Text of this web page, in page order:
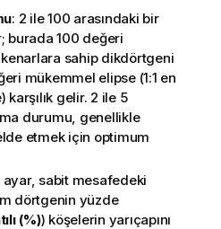
: 2 ile 100 arasındaki bir
burada 100 değeri
sahip dikdörtgeni
mükemmel elipse (1:1 en
karşılık gelir. 2 ile 5
durumu, genellikle
etmek için optimum
ayar, sabit mesafedeki
dörtgenin yüzde
(%)) köşelerin yarıçapını